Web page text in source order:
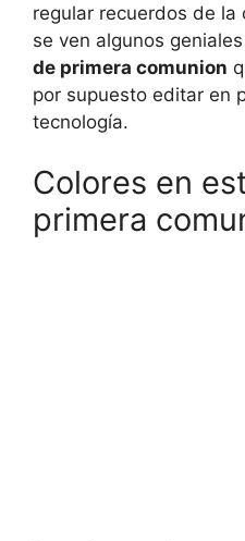
regular recuerdos de la
se ven algunos
de primera comunion
por supuesto editar en
tecnología.
Colores en
primera